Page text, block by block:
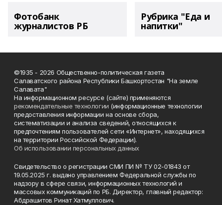
Фотобанк
журналистов РБ
Рубрика "Еда и
напитки"
©1935 - 2026 Общественно-политическая газета
Салаватского района Республики Башкортостан "На земле
Салавата"
На информационном ресурсе (сайте) применяются
рекомендательные технологии (информационные технологии
предоставления информации на основе сбора,
систематизации и анализа сведений, относящихся к
предпочтениям пользователей сети «Интернет», находящихся
на территории Российской Федерации).
Об использовании персональных данных
Свидетельство о регистрации СМИ ПИ № ТУ 02-01843 от
19.05.2025 г. выдано управлением Федеральной службы по
надзору в сфере связи, информационных технологий и
массовых коммуникаций по РБ. Директор, главный редактор:
Абдрашитов Ринат Хатмуллович.